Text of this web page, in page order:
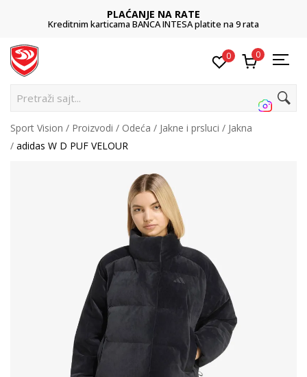
PLAĆANJE NA RATE
Kreditnim karticama BANCA INTESA platite na 9 rata
0 0
Pretraži sajt...
Sport Vision Proizvodi Odeća Jakne i prsluci
Jakna
adidas W D PUF VELOUR